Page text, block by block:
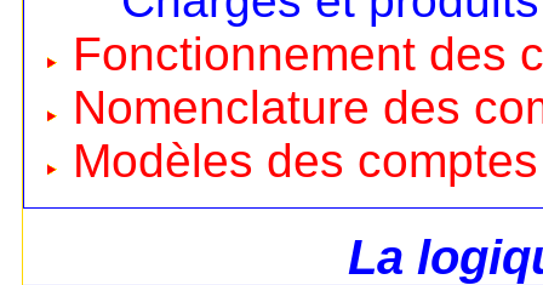
Fonctionnement des
Nomenclature des
Modèles des
La